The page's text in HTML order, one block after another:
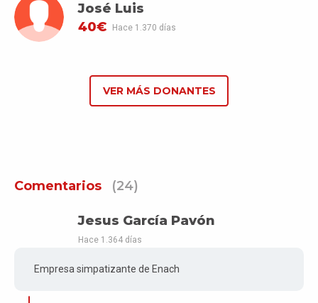
José Luis
40€
Hace 1.370 días
VER MÁS DONANTES
Comentarios (24)
Jesus García Pavón
Hace 1.364 días
Empresa simpatizante de Enach